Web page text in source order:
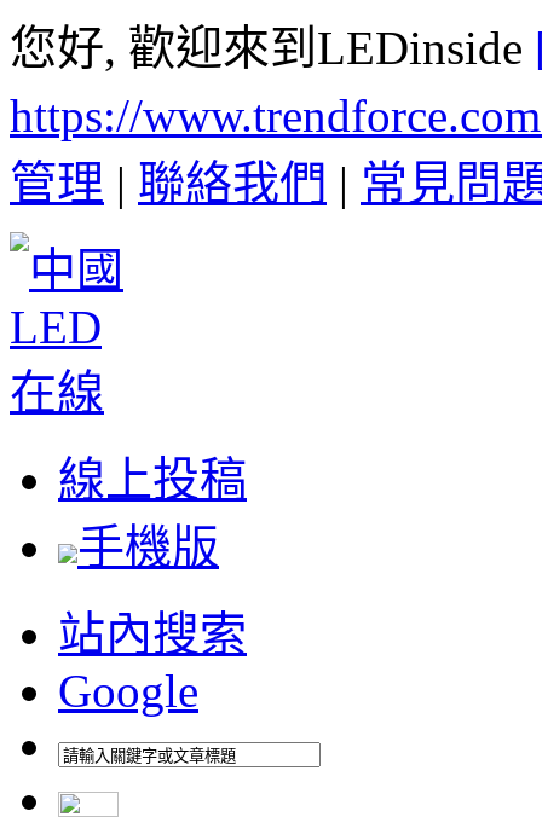
您好, 歡迎來到LEDinside
https://
管理 | 聯絡我們 | 常見問
線上投稿
手機版
站內搜索
Google